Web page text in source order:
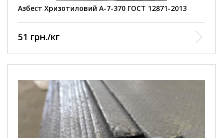
Азбест Хризотиловий А-7-370 ГОСТ 12871-2013
51 грн./кг